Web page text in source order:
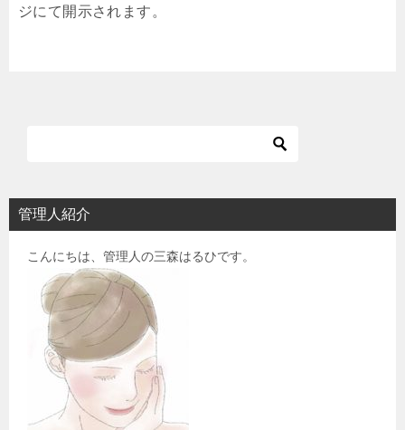
ジにて開示されます。
管理人紹介
こんにちは、管理人の三森はるひです。